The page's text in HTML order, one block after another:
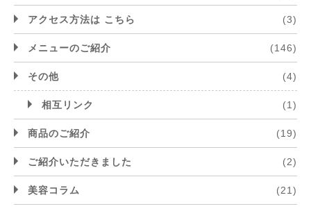
アクセス方法は こちら (3)
メニューのご紹介 (146)
その他 (4)
相互リンク (1)
商品のご紹介 (19)
ご紹介いただきました (2)
美容コラム (21)